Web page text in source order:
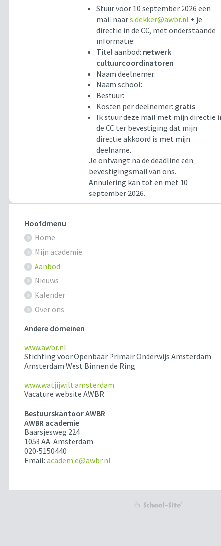
Stuur voor 10 september 2026 een
mail naars.dekker@awbr.nl + je
directie in de CC, met onderstaande
informatie:
Titel aanbod: netwerk
cultuurcoordinatoren
Naam deelnemer:
Naam school:
Bestuur:
Kosten per deelnemer: gratis
Ik stuur deze mail met mijn directie
de CC ter bevestiging dat mijn
directie akkoord is met mijn
deelname.
Je ontvangt na de deadline een
bevestigingsmail van ons.
Annulering kan tot en met 10
september 2026.
Hoofdmenu
Home
Mijn academie
Aanbod
Nieuws
Kalender
Over ons
Andere domeinen
www.awbr.nl
Stichting voor Openbaar Primair Onderwijs Amsterdam
Amsterdam West Binnen de Ring
www.watjijwilt.amsterdam
Vacature website AWBR
Bestuurskantoor AWBR
AWBR academie
Baarsjesweg 224
1058 AA Amsterdam
020-5150440
Email:academie@awbr.nl